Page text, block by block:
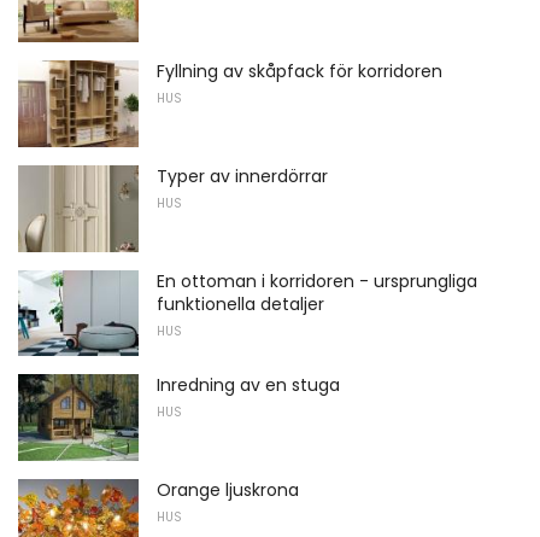
Fyllning av skåpfack för korridoren
HUS
Typer av innerdörrar
HUS
En ottoman i korridoren - ursprungliga
funktionella detaljer
HUS
Inredning av en stuga
HUS
Orange ljuskrona
HUS